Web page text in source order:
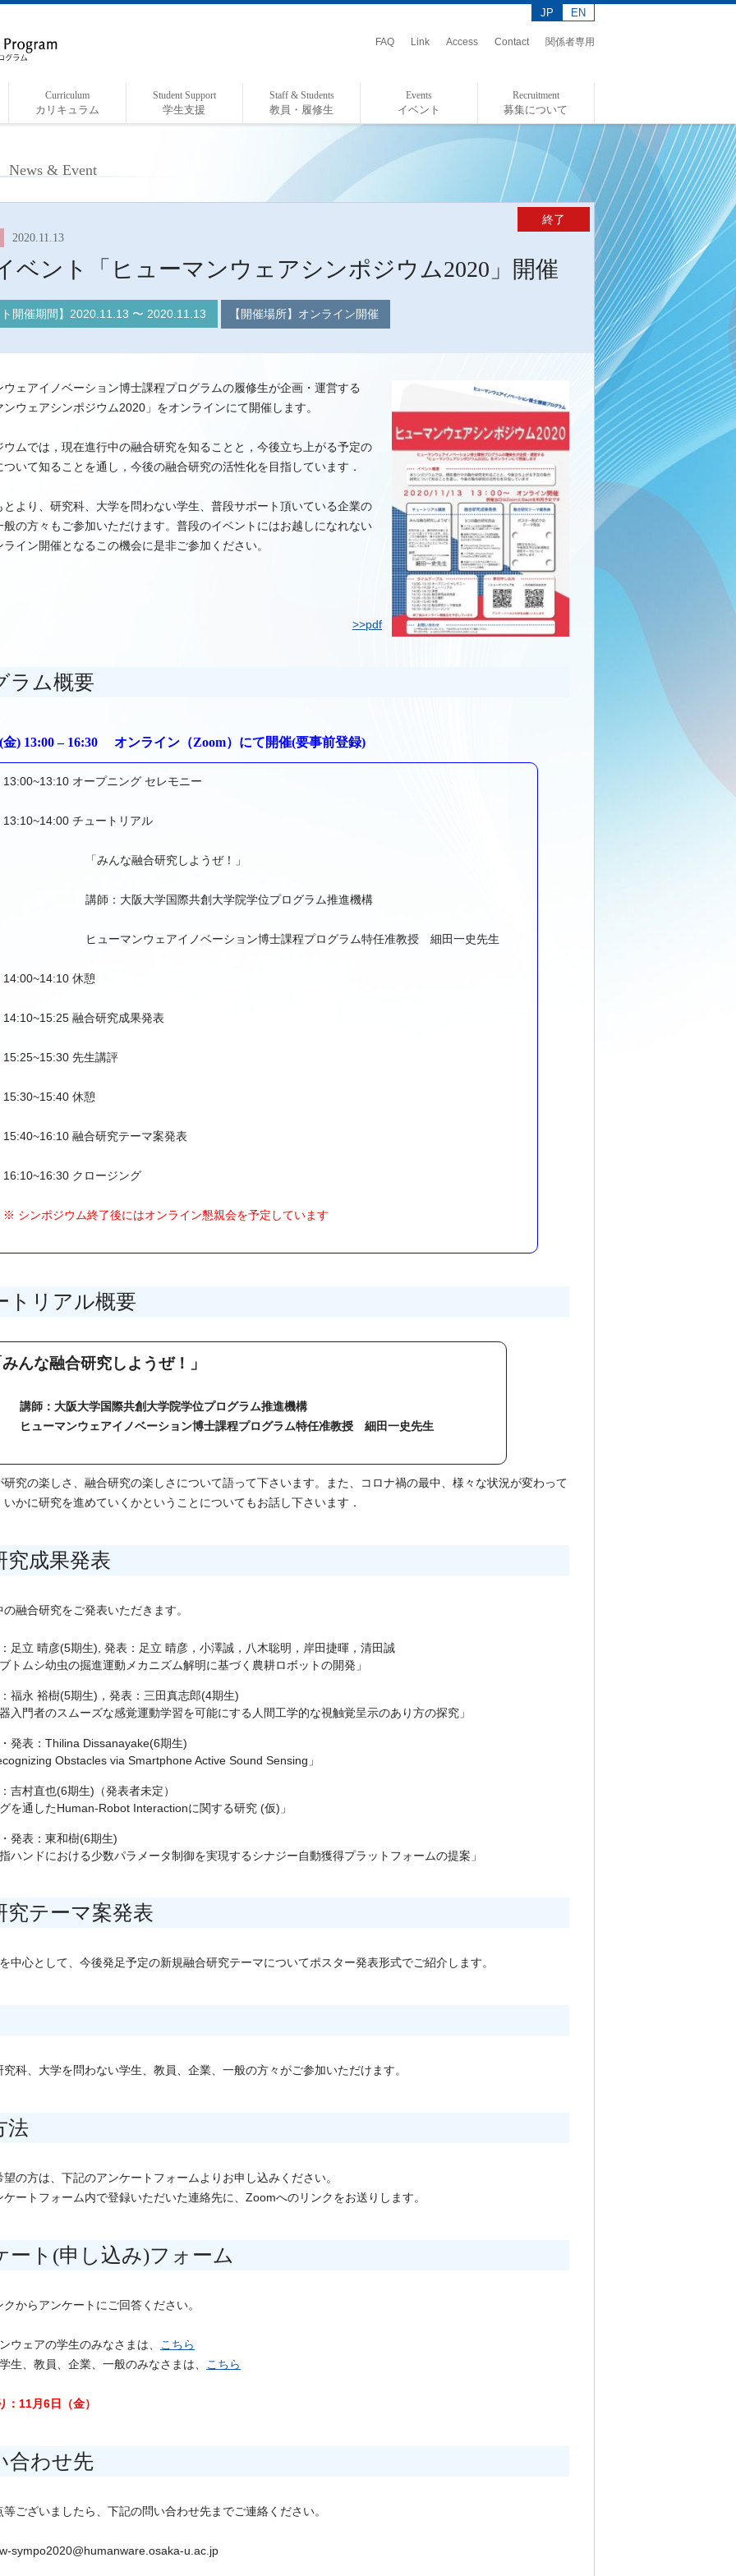
JP EN
Curriculum
カリキュラム
Student Support
学生支援
Staff & Students
教員・履修生
Events
イベント
Recruitment
募集について
アドミッションポリシー
給付奨学金制度について
FAQ Link Access Contact 関係者専用
News & Event
2020.11.13
ベント「ヒューマンウェアシンポジウム2020」開催
開催期間】 2020.11.13 〜 2020.11.13 【開催場所】オンライン開催
終了
ウェアイノベーション博士課程プログラムの履修生が企画・運営する
ウェアシンポジウム2020」をオンラインにて開催します。
ウムでは，現在進行中の融合研究を知ることと，今後立ち上がる予定の
ついて知ることを通し，今後の融合研究の活性化を目指しています．
とより、研究科、大学を問わない学生、普段サポート頂いている企業の
般の方々もご参加いただけます。普段のイベントにはお越しになれない
イン開催となるこの機会に是非ご参加ください。
>>pdf
ラム概要
金) 13:00 – 16:30 オンライン（Zoom）にて開催(要事前登録)
13:00~13:10 オープニング セレモニー
13:10~14:00 チュートリアル
「みんな融合研究しようぜ！」
講師：大阪大学国際共創大学院学位プログラム推進機構
ヒューマンウェアイノベーション博士課程プログラム特任准教授 細田一史先生
14:00~14:10 休憩
14:10~15:25 融合研究成果発表
15:25~15:30 先生講評
15:30~15:40 休憩
15:40~16:10 融合研究テーマ案発表
16:10~16:30 クロージング
※ シンポジウム終了後にはオンライン懇親会を予定しています
トリアル概要
んな融合研究しようぜ！」
講師：大阪大学国際共創大学院学位プログラム推進機構
ヒューマンウェアイノベーション博士課程プログラム特任准教授 細田一史先生
研究の楽しさ、融合研究の楽しさについて語って下さいます。また、コロナ禍の最中、様々な状況が変わって
いかに研究を進めていくかということについてもお話し下さいます．
究成果発表
融合研究をご発表いただきます。
足立 晴彦(5期生), 発表：足立 晴彦，小澤誠，八木聡明，岸田捷暉，清田誠
トムシ幼虫の掘進運動メカニズム解明に基づく農耕ロボットの開発」
福永 裕樹(5期生)，発表：三田真志郎(4期生)
入門者のスムーズな感覚運動学習を可能にする人間工学的な視触覚呈示のあり方の探究」
発表：Thilina Dissanayake(6期生)
Obstacles via Smartphone Active Sound Sensing」
吉村直也(6期生)（発表者未定）
を通したHuman-Robot Interactionに関する研究 (仮)」
発表：東和樹(6期生)
ハンドにおける少数パラメータ制御を実現するシナジー自動獲得プラットフォームの提案」
究テーマ案発表
中心として、今後発足予定の新規融合研究テーマについてポスター発表形式でご紹介します。
究科、大学を問わない学生、教員、企業、一般の方々がご参加いただけます。
法
の方は、下記のアンケートフォームよりお申し込みください。
ケートフォーム内で登録いただいた連絡先に、Zoomへのリンクをお送りします。
ート(申し込み)フォーム
からアンケートにご回答ください。
ウェアの学生のみなさまは、
こちら
生、教員、企業、一般のみなさまは、
こちら
11月6日（金）
合わせ先
等ございましたら、下記の問い合わせ先までご連絡ください。
sympo2020@humanware.osaka-u.ac.jp